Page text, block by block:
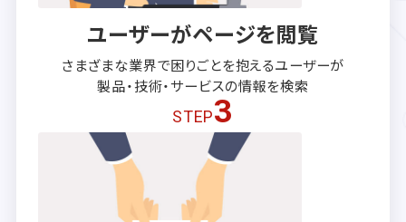
ユーザーがページを閲覧
さまざまな業界で困りごとを抱えるユーザーが
製品・技術・サービスの情報を検索
STEP3